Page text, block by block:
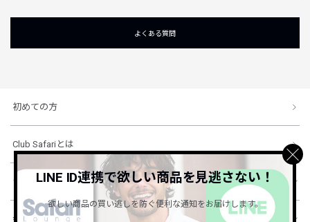
よくある質問
初めての方
Club Safariとは
ショッピングガイド
会社概要・規約
LINE ID連携で欲しい商品を見逃さない！
欲しい商品の買い逃しを防ぐ便利な通知をお届けします。